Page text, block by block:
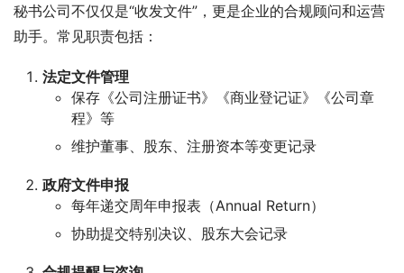
秘书公司不仅仅是“收发文件”，更是企业的合规顾问和运营
助手。常见职责包括：
法定文件管理
保存《公司注册证书》《商业登记证》《公司章
程》等
维护董事、股东、注册资本等变更记录
政府文件申报
每年递交周年申报表（Annual Return）
协助提交特别决议、股东大会记录